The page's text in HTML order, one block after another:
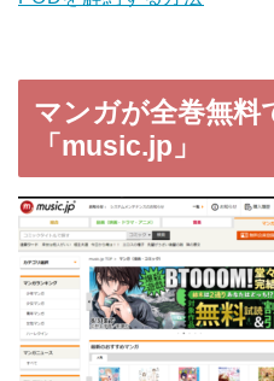
マンガが全巻無料
「music.jp」